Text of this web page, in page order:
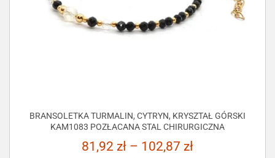
BRANSOLETKA TURMALIN, CYTRYN, KRYSZTAŁ GÓRSKI
KAM1083 POZŁACANA STAL CHIRURGICZNA
81,92 zł – 102,87 zł